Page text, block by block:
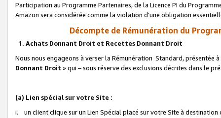
Participation au Programme Partenaires, de la Licence PI du
Amazon sera considérée comme la violation d’une obligation
Décompte de Rémunération du
1. Achats Donnant Droit et Recettes Donnant Droit
Nous nous engageons à verser la Rémunération Standard, présentée
Donnant Droit » qui – sous réserve des exclusions décrites dans le
(a) Lien spécial sur votre Site :
i. un client clique sur un Lien Spécial placé sur votre Site à destination